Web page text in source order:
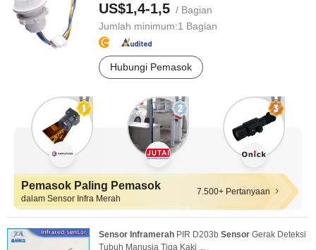
US$1,4-1,5 / Bagian
Jumlah minimum:1 Bagian
Hubungi Pemasok
Pemasok Paling Pemasok
dalam Sensor Infra Merah
7.500+ Pertanyaan
Sensor Inframerah PIR D203b Sensor Gerak Deteksi
Tubuh Manusia Tiga Kaki ...